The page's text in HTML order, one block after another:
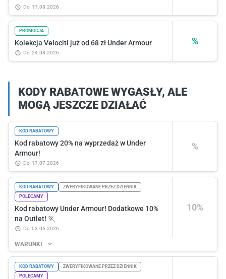
do 17.08.2026
%
PROMOCJA
Kolekcja Velociti już od 68 zł Under Armour
do 24.08.2026
KODY RABATOWE WYGASŁY, ALE
MOGĄ JESZCZE DZIAŁAĆ
%
KOD RABATOWY
Kod rabatowy 20% na wyprzedaż w Under
Armour!
do 17.07.2026
10%
KOD RABATOWY
ZWERYFIKOWANE PRZEZ DZIENNIK
POLECAMY
Kod rabatowy Under Armour! Dodatkowe 10%
na Outlet! 🏃
do 03.06.2026
WARUNKI
KOD RABATOWY
ZWERYFIKOWANE PRZEZ DZIENNIK
POLECAMY